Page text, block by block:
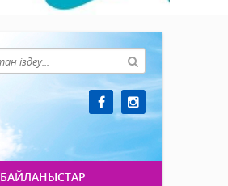
БАЙЛАНЫСТАР